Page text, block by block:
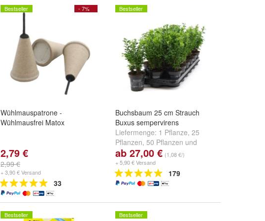
- 7%
Bestseller
Wühlmauspatrone -
Wühlmausfrei Matox
2,79 €
2,99 €
+ 3,90 € Versand
33
Bestseller
Buchsbaum 25 cm Strauch
Buxus sempervirens
Liefermenge: 1 Pflanze, 25
Pflanzen, 50 Pflanzen und
weitere ...
ab 27,00 € (1,08 €/)
+ 5,90 € Versand
179
Bestseller Bestseller